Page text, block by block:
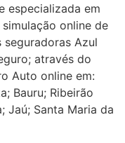
especializada em
online de
Azul
através do
Auto online em:
Bauru; Ribeirão
Jaú; Santa Maria da